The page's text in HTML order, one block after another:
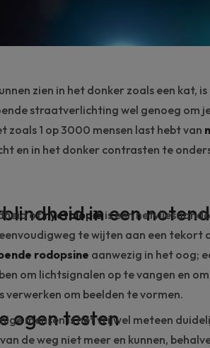
zien in het donker zoals een kat,
straatverlichting wel genoeg om
zoals 1 op 3000 mensen last hebt van
en in het donker contrasten te
in een
ofnyctalopieis een
te wijten aan een tekort
rodopsine aanwezig in het oog;
om lichtsignalen op te vangen en
verwerken om beelden te vormen.
ogen testen
mensen is het vrijwel meteen
de weg niet meer en kunnen,